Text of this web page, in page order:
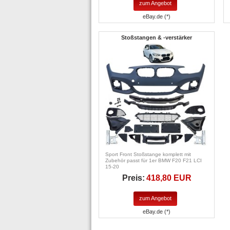
zum Angebot
eBay.de (*)
Stoßstangen & -verstärker
Sport Front Stoßstange komplett mit
Zubehör passt für 1er BMW F20 F21 LCI
15-20
Preis: 418,80 EUR
zum Angebot
eBay.de (*)